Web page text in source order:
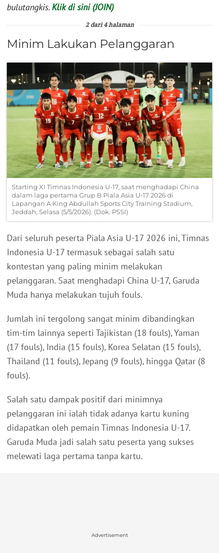
bulutangkis.Klik di sini (JOIN)
2 dari 4 halaman
Minim Lakukan Pelanggaran
Starting XI Timnas Indonesia U-17, saat menghadapi China
dalam laga pertama Grup B Piala Asia U-17 2026 di
Lapangan A King Abdullah Sports City Training Stadium,
Jeddah, Selasa (5/5/2026). (Dok. PSSI)
Dari seluruh peserta Piala Asia U-17 2026 ini, Timnas
Indonesia U-17 termasuk sebagai salah satu
kontestan yang paling minim melakukan
pelanggaran. Saat menghadapi China U-17, Garuda
Muda hanya melakukan tujuh fouls.
Jumlah ini tergolong sangat minim dibandingkan
tim-tim lainnya seperti Tajikistan (18 fouls), Yaman
(17 fouls), India (15 fouls), Korea Selatan (15 fouls),
Thailand (11 fouls), Jepang (9 fouls), hingga Qatar (8
fouls).
Salah satu dampak positif dari minimnya
pelanggaran ini ialah tidak adanya kartu kuning
didapatkan oleh pemain Timnas Indonesia U-17.
Garuda Muda jadi salah satu peserta yang sukses
melewati laga pertama tanpa kartu.
Advertisement